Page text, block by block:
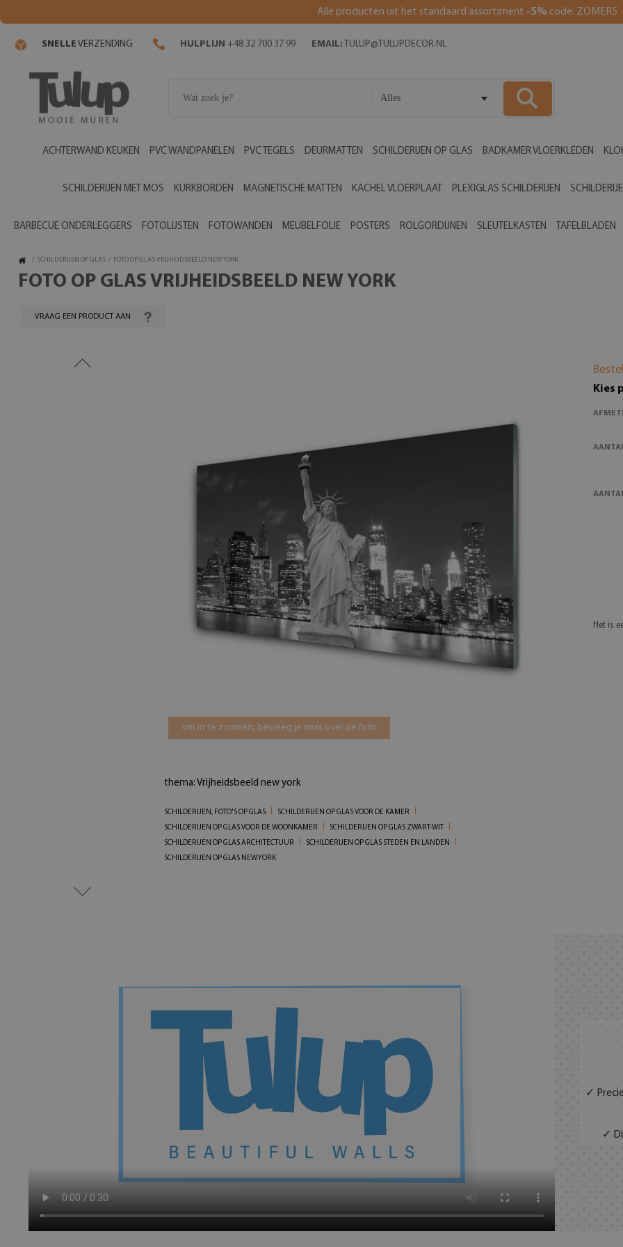
Alle producten uit het standaard assortiment -5% code: ZOMER5
SNELLE VERZENDING HULPLIJN +48 32 700 37 99 EMAIL: TULUP@TULUPDECOR.NL
Alles
ACHTERWAND KEUKEN PVC WANDPANELEN PVC TEGELS DEURMATTEN SCHILDERIJEN OP GLAS BADKAMER VLOERKLEDEN
SCHILDERIJEN MET MOS KURKBORDEN MAGNETISCHE MATTEN KACHEL VLOERPLAAT PLEXIGLAS SCHILDERIJEN
BARBECUE ONDERLEGGERS FOTOLIJSTEN FOTOWANDEN MEUBELFOLIE POSTERS ROLGORDIJNEN SLEUTELKASTEN TAFELBLADEN
/ SCHILDERIJEN OP GLAS / FOTO OP GLAS VRIJHEIDSBEELD NEW YORK
FOTO OP GLAS VRIJHEIDSBEELD NEW YORK
VRAAG EEN PRODUCT AAN
om in te zoomen, beweeg je muis over de foto
thema: Vrijheidsbeeld new york
SCHILDERIJEN, FOTO'S OP GLAS
SCHILDERIJEN OP GLAS VOOR DE KAMER
SCHILDERIJEN OP GLAS VOOR DE WOONKAMER
SCHILDERIJEN OP GLAS ZWART-WIT
SCHILDERIJEN OP GLAS ARCHITECTUUR
SCHILDERIJEN OP GLAS STEDEN EN LANDEN
SCHILDERIJEN OP GLAS NEW YORK
Kies
Het is
✓
✓